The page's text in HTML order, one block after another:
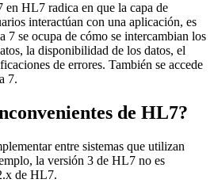
en HL7 radica en que la capa de
interactúan con una aplicación, es
7 se ocupa de cómo se intercambian los
la disponibilidad de los datos, el
de errores. También se accede
7.
de HL7?
entre sistemas que utilizan
la versión 3 de HL7 no es
de HL7.